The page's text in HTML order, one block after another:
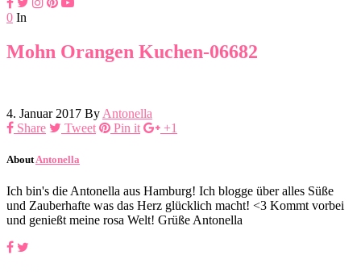
0 In
Mohn Orangen Kuchen-06682
4. Januar 2017 By Antonella
Share
Tweet Pin it +1
About Antonella
Ich bin's die Antonella aus Hamburg! Ich blogge über alles Süße
und Zauberhafte was das Herz glücklich macht! <3 Kommt vorbei
und genießt meine rosa Welt! Grüße Antonella